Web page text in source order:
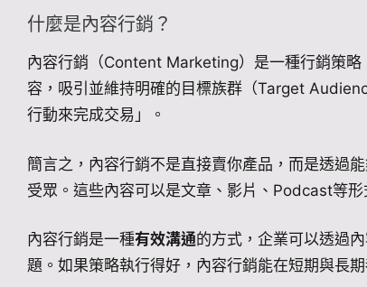
什麼是內容行銷？
內容行銷（Content Marketing）是一種行銷策
容，吸引並維持明確的目標族群（Target
行動來完成交易」。
簡言之，內容行銷不是直接賣你產品，而是透過
受眾。這些內容可以是文章、影片、Podcast等形
內容行銷是一種有效溝通的方式，企業可以透過
題。如果策略執行得好，內容行銷能在短期與長